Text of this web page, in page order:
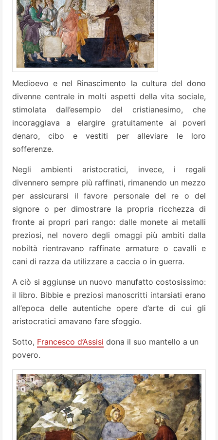
Medioevo e nel Rinascimento la cultura del dono
divenne centrale in molti aspetti della vita sociale,
stimolata dall’esempio del cristianesimo, che
incoraggiava a elargire gratuitamente ai poveri
denaro, cibo e vestiti per alleviare le loro
sofferenze.
Negli ambienti aristocratici, invece, i regali
divennero sempre più raffinati, rimanendo un mezzo
per assicurarsi il favore personale del re o del
signore o per dimostrare la propria ricchezza di
fronte ai propri pari rango: dalle monete ai metalli
preziosi, nel novero degli omaggi più ambiti dalla
nobiltà rientravano raffinate armature o cavalli e
cani di razza da utilizzare a caccia o in guerra.
A ciò si aggiunse un nuovo manufatto costosissimo:
il libro. Bibbie e preziosi manoscritti intarsiati erano
all’epoca delle autentiche opere d’arte di cui gli
aristocratici amavano fare sfoggio.
Sotto, Francesco d’Assisi dona il suo mantello a un
povero.